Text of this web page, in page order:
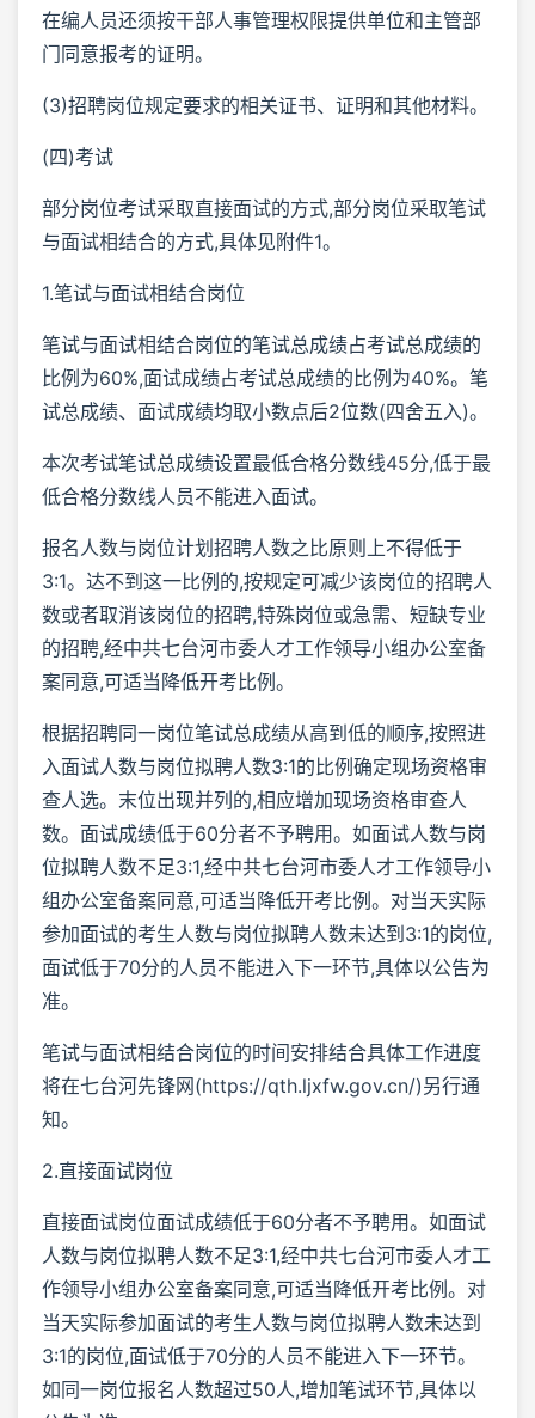
在编人员还须按干部人事管理权限提供单位和主管部
门同意报考的证明。
(3)招聘岗位规定要求的相关证书、证明和其他材料。
(四)考试
部分岗位考试采取直接面试的方式,部分岗位采取笔试
与面试相结合的方式,具体见附件1。
1.笔试与面试相结合岗位
笔试与面试相结合岗位的笔试总成绩占考试总成绩的
比例为60%,面试成绩占考试总成绩的比例为40%。笔
试总成绩、面试成绩均取小数点后2位数(四舍五入)。
本次考试笔试总成绩设置最低合格分数线45分,低于最
低合格分数线人员不能进入面试。
报名人数与岗位计划招聘人数之比原则上不得低于
3:1。达不到这一比例的,按规定可减少该岗位的招聘人
数或者取消该岗位的招聘,特殊岗位或急需、短缺专业
的招聘,经中共七台河市委人才工作领导小组办公室备
案同意,可适当降低开考比例。
根据招聘同一岗位笔试总成绩从高到低的顺序,按照进
入面试人数与岗位拟聘人数3:1的比例确定现场资格审
查人选。末位出现并列的,相应增加现场资格审查人
数。面试成绩低于60分者不予聘用。如面试人数与岗
位拟聘人数不足3:1,经中共七台河市委人才工作领导小
组办公室备案同意,可适当降低开考比例。对当天实际
参加面试的考生人数与岗位拟聘人数未达到3:1的岗位,
面试低于70分的人员不能进入下一环节,具体以公告为
准。
笔试与面试相结合岗位的时间安排结合具体工作进度
将在七台河先锋网(https://qth.ljxfw.gov.cn/)另行通
知。
2.直接面试岗位
直接面试岗位面试成绩低于60分者不予聘用。如面试
人数与岗位拟聘人数不足3:1,经中共七台河市委人才工
作领导小组办公室备案同意,可适当降低开考比例。对
当天实际参加面试的考生人数与岗位拟聘人数未达到
3:1的岗位,面试低于70分的人员不能进入下一环节。
如同一岗位报名人数超过50人,增加笔试环节,具体以